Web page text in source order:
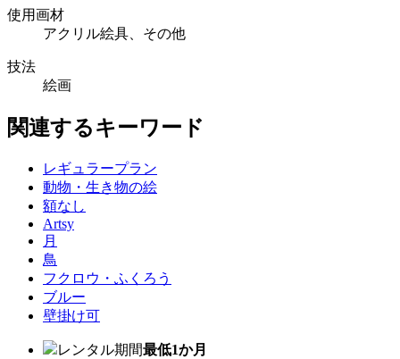
使用画材
アクリル絵具、その他
技法
絵画
関連するキーワード
レギュラープラン
動物・生き物の絵
額なし
Artsy
月
鳥
フクロウ・ふくろう
ブルー
壁掛け可
レンタル期間最低1か月